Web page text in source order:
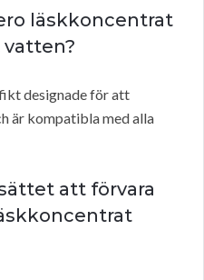
läskkoncentrat
vatten?
designade för att
är kompatibla med alla
att förvara